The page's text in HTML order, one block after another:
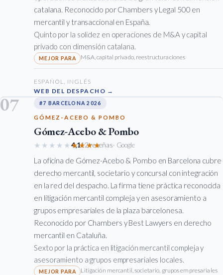
catalana. Reconocido por Chambers y Legal 500 en
mercantil y transaccional en España.
Quinto por la solidez en operaciones de M&A y capital
privado con dimensión catalana.
M&A, capital privado, reestructuraciones
ESPAÑOL, INGLÉS
WEB DEL DESPACHO →
07 #7 BARCELONA 2026
GÓMEZ-ACEBO & POMBO
Gómez-Acebo & Pombo
★★★★★★★★★★
4,112 reseñas· Google
La oficina de Gómez-Acebo & Pombo en Barcelona cubre
derecho mercantil, societario y concursal con integración
en la red del despacho. La firma tiene práctica reconocida
en litigación mercantil compleja y en asesoramiento a
grupos empresariales de la plaza barcelonesa.
Reconocido por Chambers y Best Lawyers en derecho
mercantil en Cataluña.
Sexto por la práctica en litigación mercantil compleja y
asesoramiento a grupos empresariales locales.
Litigación mercantil, societario, grupos empresariales